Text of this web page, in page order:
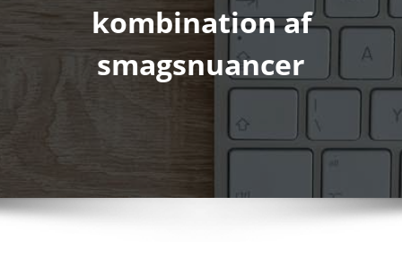
kombination af
smagsnuancer